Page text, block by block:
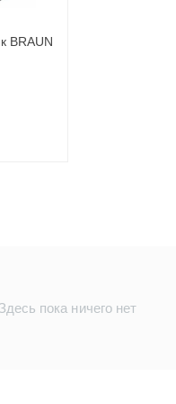
BRAUN
Здесь пока ничего нет